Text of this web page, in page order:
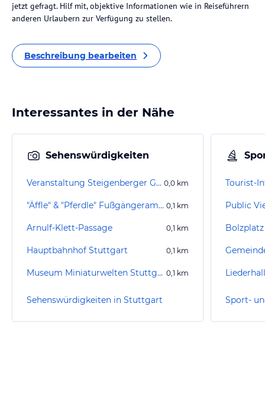
jetzt gefragt. Hilf mit, objektive Informationen wie in Reiseführern
anderen Urlaubern zur Verfügung zu stellen.
Beschreibung bearbeiten
Interessantes in der Nähe
Sehenswürdigkeiten
Veranstaltung Steigenberger Graf Zeppelin 0,0 km
"Äffle" & "Pferdle" Fußgängerampel 0,1 km
Arnulf-Klett-Passage 0,1 km
Hauptbahnhof Stuttgart 0,1 km
Museum Miniaturwelten Stuttgart 0,1 km
Sehenswürdigkeiten in Stuttgart
Tourist-
Public